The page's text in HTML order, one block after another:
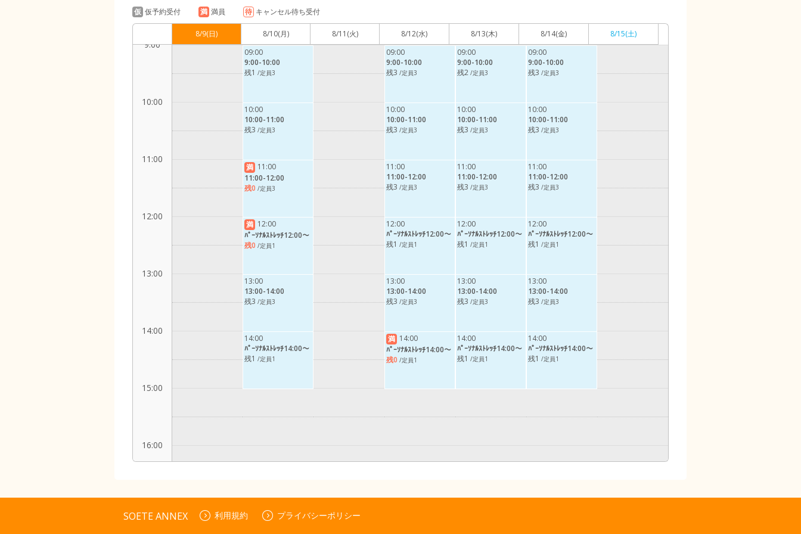
仮 仮予約受付 満 満員 待 キャンセル待ち受付
8/9(日) 8/10(月) 8/11 (火) 8/12(水) 8/13(木) 8/14(金) 8/15(土)
9:00
10:00
11:00
12:00
13:00
14:00
15:00
16:00
09:00
9:00-10:00
残1 /定員3
10:00
10:00-11:00
残3 /定員3
満 11:00
11:00-12:00
残0 /定員3
満 12:00
ﾊﾟｰｿﾅﾙｽﾄﾚｯﾁ12:00～
残0 /定員1
13:00
13:00-14:00
残3 /定員3
14:00
ﾊﾟｰｿﾅﾙｽﾄﾚｯﾁ14:00～
残1 /定員1
09:00
9:00-10:00
残3 /定員3
10:00
10:00-11:00
残3 /定員3
11:00
11:00-12:00
残3 /定員3
12:00
ﾊﾟｰｿﾅﾙｽﾄﾚｯﾁ12:00～
残1 /定員1
13:00
13:00-14:00
残3 /定員3
満 14:00
ﾊﾟｰｿﾅﾙｽﾄﾚｯﾁ14:00～
残0 /定員1
09:00
9:00-10:00
残2 /定員3
10:00
10:00-11:00
残3 /定員3
11:00
11:00-12:00
残3 /定員3
12:00
ﾊﾟｰｿﾅﾙｽﾄﾚｯﾁ12:00～
残1 /定員1
13:00
13:00-14:00
残3 /定員3
14:00
ﾊﾟｰｿﾅﾙｽﾄﾚｯﾁ14:00～
残1 /定員1
09:00
9:00-10:00
残3 /定員3
10:00
10:00-11:00
残3 /定員3
11:00
11:00-12:00
残3 /定員3
12:00
ﾊﾟｰｿﾅﾙｽﾄﾚｯﾁ12:00～
残1 /定員1
13:00
13:00-14:00
残3 /定員3
14:00
ﾊﾟｰｿﾅﾙｽﾄﾚｯﾁ14:00～
残1 /定員1
SOETE ANNEX 利用規約 プライバシーポリシー